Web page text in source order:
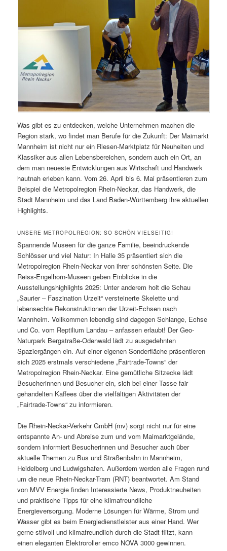
Was gibt es zu entdecken, welche Unternehmen machen die
Region stark, wo findet man Berufe für die Zukunft: Der Maimarkt
Mannheim ist nicht nur ein Riesen-Marktplatz für Neuheiten und
Klassiker aus allen Lebensbereichen, sondern auch ein Ort, an
dem man neueste Entwicklungen aus Wirtschaft und Handwerk
hautnah erleben kann. Vom 26. April bis 6. Mai präsentieren zum
Beispiel die Metropolregion Rhein-Neckar, das Handwerk, die
Stadt Mannheim und das Land Baden-Württemberg ihre aktuellen
Highlights.
UNSERE METROPOLREGION: SO SCHÖN VIELSEITIG!
Spannende Museen für die ganze Familie, beeindruckende
Schlösser und viel Natur: In Halle 35 präsentiert sich die
Metropolregion Rhein-Neckar von ihrer schönsten Seite. Die
Reiss-Engelhorn-Museen geben Einblicke in die
Ausstellungshighlights 2025: Unter anderem holt die Schau
„Saurier – Faszination Urzeit“ versteinerte Skelette und
lebensechte Rekonstruktionen der Urzeit-Echsen nach
Mannheim. Vollkommen lebendig sind dagegen Schlange, Echse
und Co. vom Reptilium Landau – anfassen erlaubt! Der Geo-
Naturpark Bergstraße-Odenwald lädt zu ausgedehnten
Spaziergängen ein. Auf einer eigenen Sonderfläche präsentieren
sich 2025 erstmals verschiedene „Fairtrade-Towns“ der
Metropolregion Rhein-Neckar. Eine gemütliche Sitzecke lädt
Besucherinnen und Besucher ein, sich bei einer Tasse fair
gehandelten Kaffees über die vielfältigen Aktivitäten der
„Fairtrade-Towns“ zu informieren.
Die Rhein-Neckar-Verkehr GmbH (rnv) sorgt nicht nur für eine
entspannte An- und Abreise zum und vom Maimarktgelände,
sondern informiert Besucherinnen und Besucher auch über
aktuelle Themen zu Bus und Straßenbahn in Mannheim,
Heidelberg und Ludwigshafen. Außerdem werden alle Fragen rund
um die neue Rhein-Neckar-Tram (RNT) beantwortet. Am Stand
von MVV Energie finden Interessierte News, Produktneuheiten
und praktische Tipps für eine klimafreundliche
Energieversorgung. Moderne Lösungen für Wärme, Strom und
Wasser gibt es beim Energiedienstleister aus einer Hand. Wer
gerne stilvoll und klimafreundlich durch die Stadt flitzt, kann
einen eleganten Elektroroller emco NOVA 3000 gewinnen.